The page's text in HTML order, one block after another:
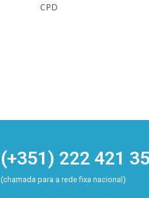
CPD
(+351) 222 421
(chamada para a rede fixa nacional)